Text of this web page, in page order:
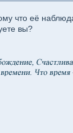
что её
вы?